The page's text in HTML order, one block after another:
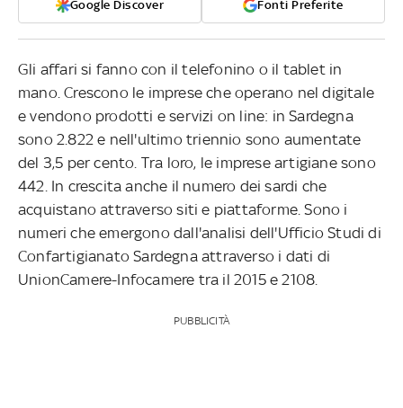
Google Discover Fonti Preferite
Gli affari si fanno con il telefonino o il tablet in
mano. Crescono le imprese che operano nel digitale
e vendono prodotti e servizi on line: in Sardegna
sono 2.822 e nell'ultimo triennio sono aumentate
del 3,5 per cento. Tra loro, le imprese artigiane sono
442. In crescita anche il numero dei sardi che
acquistano attraverso siti e piattaforme. Sono i
numeri che emergono dall'analisi dell'Ufficio Studi di
Confartigianato Sardegna attraverso i dati di
UnionCamere-Infocamere tra il 2015 e 2108.
PUBBLICITÀ